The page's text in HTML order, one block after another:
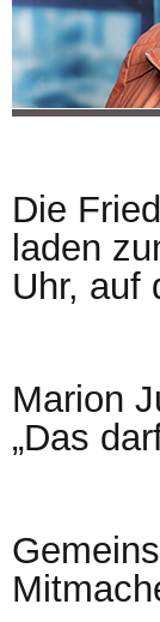
Die
laden
Uhr, auf
Marion
„Das